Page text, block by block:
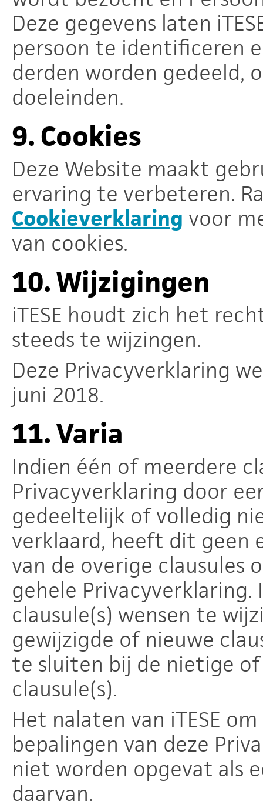
Deze gegevens laten
persoon te identificeren
derden worden gedeeld,
doeleinden.
9.Cookies
Deze Website maakt
ervaring te verbeteren.
Cookieverklaring voor
van cookies.
10.Wijzigingen
iTESE houdt zich het
steeds te wijzingen.
Deze Privacyverklaring
juni 2018.
11.Varia
Indien één of meerdere
Privacyverklaring door
gedeeltelijk of volledig
verklaard, heeft dit geen
van de overige clausules
gehele Privacyverklaring.
clausule(s) wensen te
gewijzigde of nieuwe
te sluiten bij de nietige
clausule(s).
Het nalaten van iTESE
bepalingen van deze
niet worden opgevat als
daarvan.